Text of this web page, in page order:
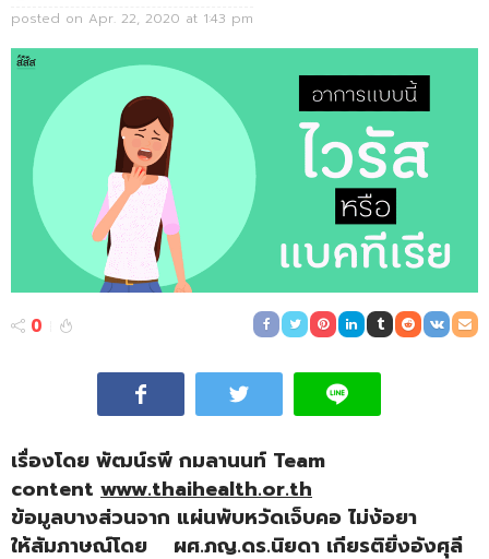
posted on Apr. 22, 2020 at 1:43 pm
0
เรื่องโดย พัฒน์รพี กมลานนท์ Team
content www.thaihealth.or.th
ข้อมูลบางส่วนจาก แผ่นพับหวัดเจ็บคอ ไม่ง้อยา
ให้สัมภาษณ์โดย ผศ.ภญ.ดร.นิยดา เกียรติยิ่งอังศุลี